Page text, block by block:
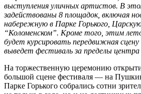
выступления уличных артистов. В
задействованы 8 площадок, включая
набережную в Парке Горького,
“Коломенском”. Кроме того, этим
будет курсировать передвижная
выведет фестиваль за пределы
На торжественную церемонию
большой сцене фестиваля — на
Парке Горького собрались сотни